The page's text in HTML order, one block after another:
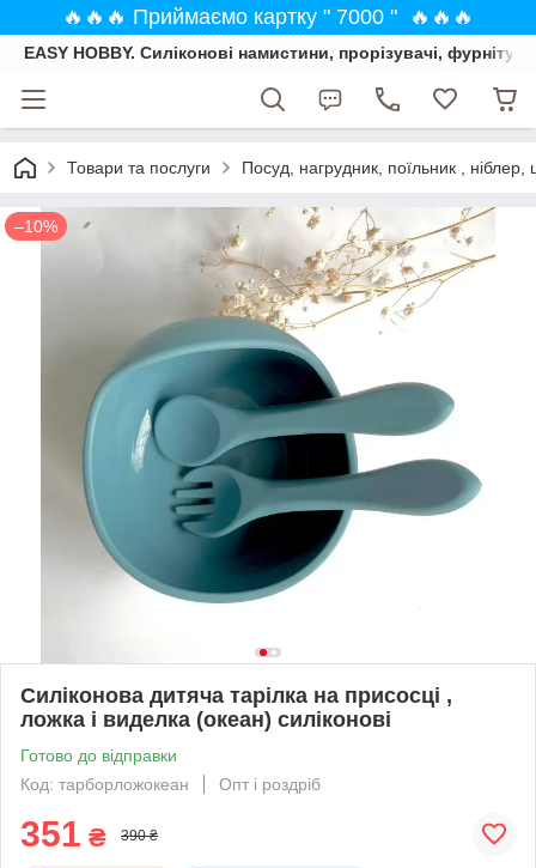
🔥🔥🔥 Приймаємо картку " 7000 " 🔥🔥🔥
EASY HOBBY. Силіконові намистини, прорізувачі,
Товари та послуги Посуд, нагрудник, поїльник , ніблер,
–10%
Силіконова дитяча тарілка на присосці ,
ложка і виделка (океан) силіконові
Готово до відправки
Код: тарборложокеан
Опт і роздріб
351 ₴ 390 ₴